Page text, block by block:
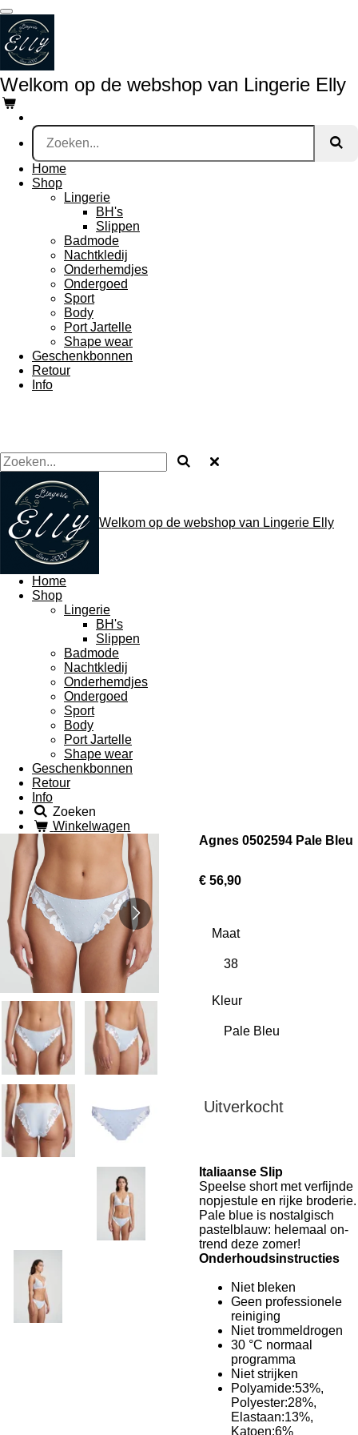
Ga
direct
naar
de
hoofdinhoud
Welkom op de webshop van Lingerie Elly
Home
Shop
Lingerie
BH's
Slippen
Badmode
Nachtkledij
Onderhemdjes
Ondergoed
Sport
Body
Port Jartelle
Shape wear
Geschenkbonnen
Retour
Info
Welkom op de webshop van Lingerie Elly
Home
Shop
Lingerie
BH's
Slippen
Badmode
Nachtkledij
Onderhemdjes
Ondergoed
Sport
Body
Port Jartelle
Shape wear
Geschenkbonnen
Retour
Info
Zoeken
Winkelwagen
Agnes 0502594 Pale Bleu
€ 56,90
Maat
Kleur
Uitverkocht
Italiaanse Slip
Speelse short met verfijnde
nopjestule en rijke broderie.
Pale blue is nostalgisch
pastelblauw: helemaal on-
trend deze zomer!
Onderhoudsinstructies
Niet bleken
Geen professionele
reiniging
Niet trommeldrogen
30 °C normaal
programma
Niet strijken
Polyamide:53%,
Polyester:28%,
Elastaan:13%,
Katoen:6%